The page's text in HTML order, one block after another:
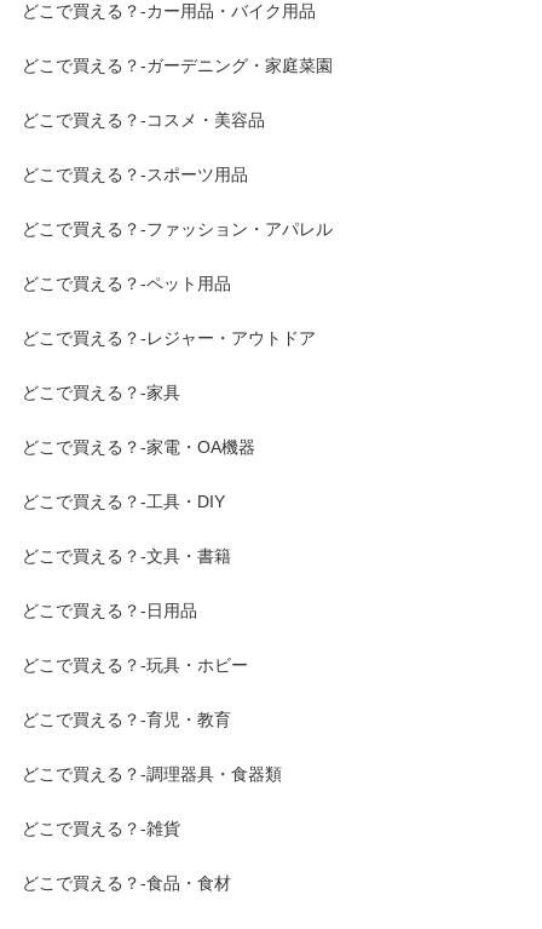
どこで買える？-カー用品・バイク用品
どこで買える？-ガーデニング・家庭菜園
どこで買える？-コスメ・美容品
どこで買える？-スポーツ用品
どこで買える？-ファッション・アパレル
どこで買える？-ペット用品
どこで買える？-レジャー・アウトドア
どこで買える？-家具
どこで買える？-家電・OA機器
どこで買える？-工具・DIY
どこで買える？-文具・書籍
どこで買える？-日用品
どこで買える？-玩具・ホビー
どこで買える？-育児・教育
どこで買える？-調理器具・食器類
どこで買える？-雑貨
どこで買える？-食品・食材